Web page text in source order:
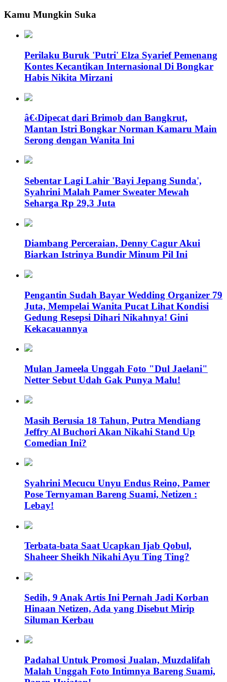
Kamu Mungkin Suka
Perilaku Buruk 'Putri' Elza Syarief Pemenang
Kontes Kecantikan Internasional Di Bongkar
Habis Nikita Mirzani
â€‹Dipecat dari Brimob dan Bangkrut,
Mantan Istri Bongkar Norman Kamaru Main
Serong dengan Wanita Ini
Sebentar Lagi Lahir 'Bayi Jepang Sunda',
Syahrini Malah Pamer Sweater Mewah
Seharga Rp 29,3 Juta
Diambang Perceraian, Denny Cagur Akui
Biarkan Istrinya Bundir Minum Pil Ini
Pengantin Sudah Bayar Wedding Organizer 79
Juta, Mempelai Wanita Pucat Lihat Kondisi
Gedung Resepsi Dihari Nikahnya! Gini
Kekacauannya
Mulan Jameela Unggah Foto "Dul Jaelani"
Netter Sebut Udah Gak Punya Malu!
Masih Berusia 18 Tahun, Putra Mendiang
Jeffry Al Buchori Akan Nikahi Stand Up
Comedian Ini?
Syahrini Mecucu Unyu Endus Reino, Pamer
Pose Ternyaman Bareng Suami, Netizen :
Lebay!
Terbata-bata Saat Ucapkan Ijab Qobul,
Shaheer Sheikh Nikahi Ayu Ting Ting?
Sedih, 9 Anak Artis Ini Pernah Jadi Korban
Hinaan Netizen, Ada yang Disebut Mirip
Siluman Kerbau
Padahal Untuk Promosi Jualan, Muzdalifah
Malah Unggah Foto Intimnya Bareng Suami,